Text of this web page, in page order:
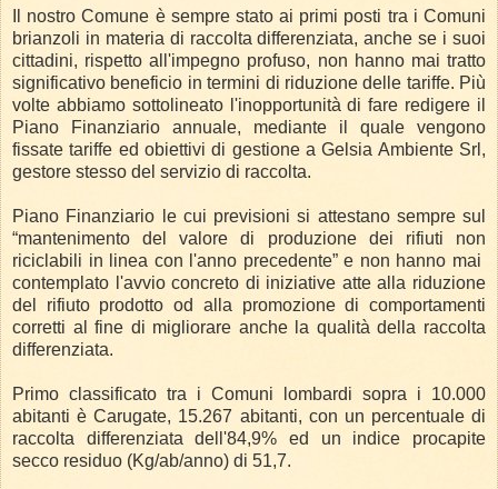
Il nostro Comune è sempre stato ai primi posti tra i Comuni
brianzoli in materia di raccolta differenziata, anche se i suoi
cittadini, rispetto all'impegno profuso, non hanno mai tratto
significativo beneficio in termini di riduzione delle tariffe. Più
volte abbiamo sottolineato l'inopportunità di fare redigere il
Piano Finanziario annuale, mediante il quale vengono
fissate tariffe ed obiettivi di gestione a Gelsia Ambiente Srl,
gestore stesso del servizio di raccolta.
Piano Finanziario le cui previsioni si attestano sempre sul
“mantenimento del valore di produzione dei rifiuti non
riciclabili in linea con l'anno precedente” e non hanno mai
contemplato l'avvio concreto di iniziative atte alla riduzione
del rifiuto prodotto od alla promozione di comportamenti
corretti al fine di migliorare anche la qualità della raccolta
differenziata.
Primo classificato tra i Comuni lombardi sopra i 10.000
abitanti è Carugate, 15.267 abitanti, con un percentuale di
raccolta differenziata dell'84,9% ed un indice procapite
secco residuo (Kg/ab/anno) di 51,7.